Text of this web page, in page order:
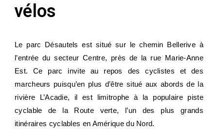
vélos
Le parc Désautels est situé sur le chemin Bellerive à
l’entrée du secteur Centre, près de la rue Marie-Anne
Est. Ce parc invite au repos des cyclistes et des
marcheurs puisqu’en plus d’être situé aux abords de la
rivière L’Acadie, il est limitrophe à la populaire piste
cyclable de la Route verte, l’un des plus grands
itinéraires cyclables en Amérique du Nord.